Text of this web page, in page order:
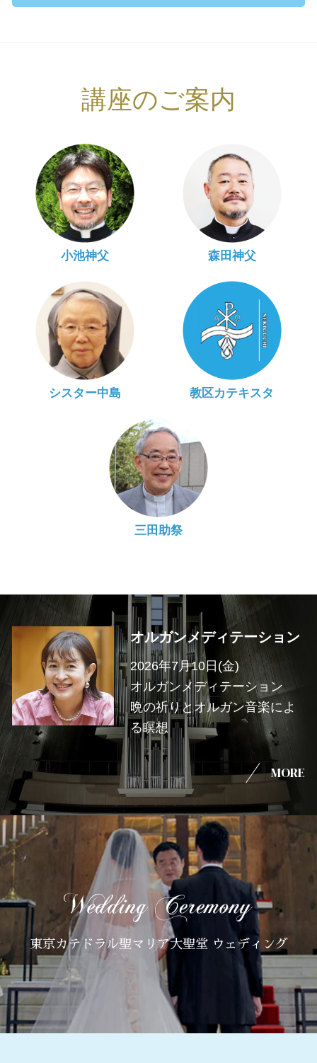
講座のご案内
小池神父 森田神父
シスター中島 教区カテキスタ
三田助祭
オルガンメディテーション
2026年7月10日(金)
オルガンメディテーション
晩の祈りとオルガン音楽によ
る瞑想
MORE
東京カテドラル聖マリア大聖堂 ウェディング